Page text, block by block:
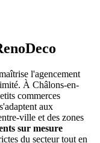
l'agencement
À Châlons-en-
commerces
aux
ville et des zones
sur mesure
du secteur tout en